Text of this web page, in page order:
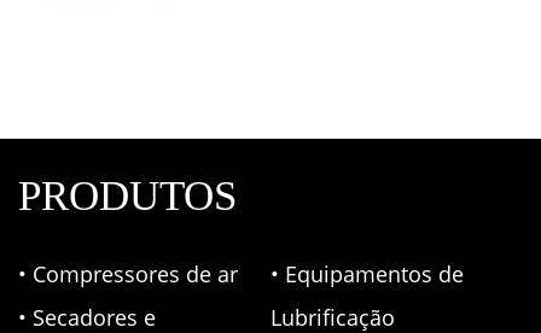
PRODUTOS
• Compressores de ar
• Secadores e
• Equipamentos de
Lubrificação